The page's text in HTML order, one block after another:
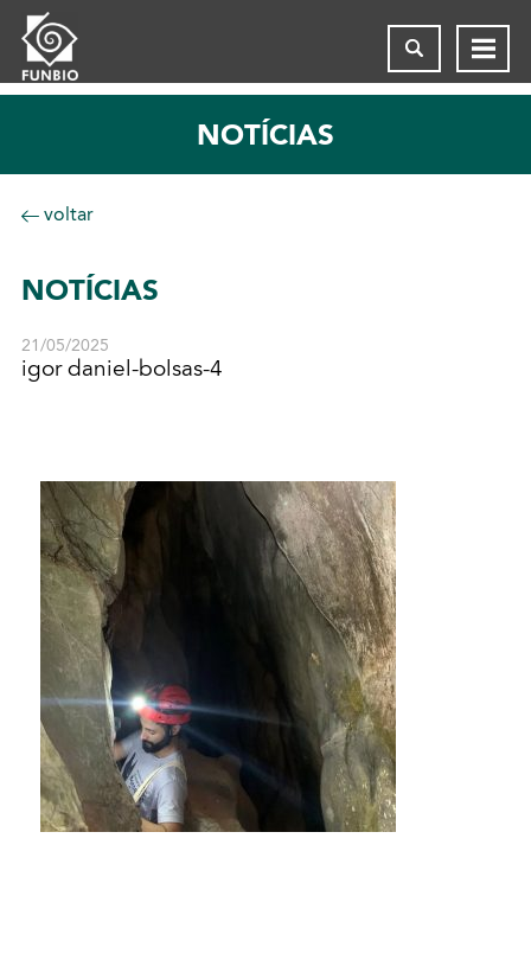
NOTÍCIAS
voltar
NOTÍCIAS
21/05/2025
igor daniel-bolsas-4